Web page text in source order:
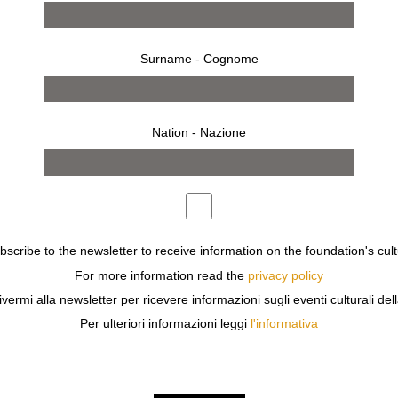
COERENTE CON IL PERCORSO ARTISTICO DI
ALLA FORMA UNA FORMA MAI CONCEPITA
NETTA, ESSENZIALE, PRIMIGENIA, CHE È DI PER
UNA PROSPETTIVA DI SPAZIO PURO:
Surname - Cognome
Nation - Nazione
to the newsletter to receive information on the foundation's
For more information read the privacy policy
alla newsletter per ricevere informazioni sugli eventi culturali
Per ulteriori informazioni leggi l'informativa